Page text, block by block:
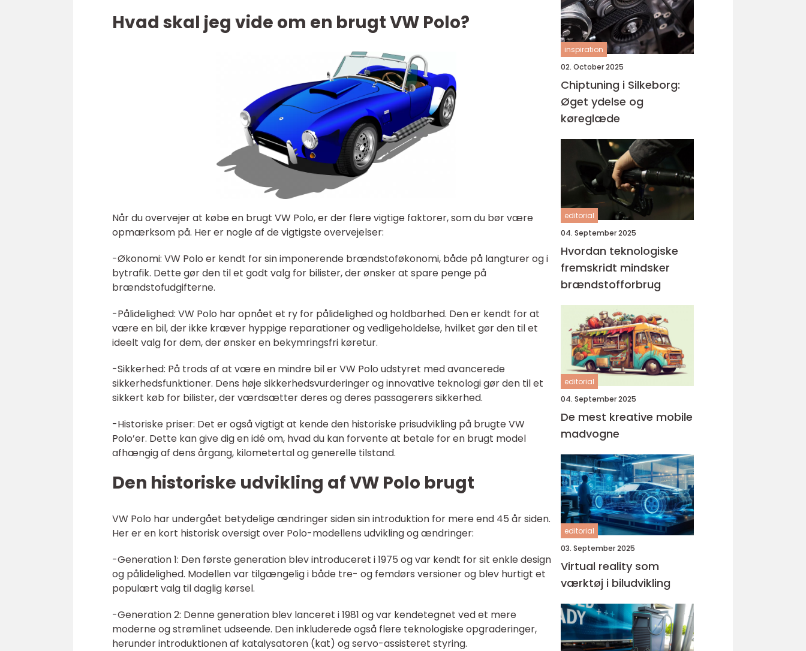
Hvad skal jeg vide om en brugt VW Polo?
Når du overvejer at købe en brugt VW Polo, er der flere vigtige faktorer, som du bør være
opmærksom på. Her er nogle af de vigtigste overvejelser:
-Økonomi: VW Polo er kendt for sin imponerende brændstoføkonomi, både på langturer og i
bytrafik. Dette gør den til et godt valg for bilister, der ønsker at spare penge på
brændstofudgifterne.
-Pålidelighed: VW Polo har opnået et ry for pålidelighed og holdbarhed. Den er kendt for at
være en bil, der ikke kræver hyppige reparationer og vedligeholdelse, hvilket gør den til et
ideelt valg for dem, der ønsker en bekymringsfri køretur.
-Sikkerhed: På trods af at være en mindre bil er VW Polo udstyret med avancerede
sikkerhedsfunktioner. Dens høje sikkerhedsvurderinger og innovative teknologi gør den til et
sikkert køb for bilister, der værdsætter deres og deres passagerers sikkerhed.
-Historiske priser: Det er også vigtigt at kende den historiske prisudvikling på brugte VW
Polo’er. Dette kan give dig en idé om, hvad du kan forvente at betale for en brugt model
afhængig af dens årgang, kilometertal og generelle tilstand.
Den historiske udvikling af VW Polo brugt
VW Polo har undergået betydelige ændringer siden sin introduktion for mere end 45 år siden.
Her er en kort historisk oversigt over Polo-modellens udvikling og ændringer:
-Generation 1: Den første generation blev introduceret i 1975 og var kendt for sit enkle design
og pålidelighed. Modellen var tilgængelig i både tre- og femdørs versioner og blev hurtigt et
populært valg til daglig kørsel.
-Generation 2: Denne generation blev lanceret i 1981 og var kendetegnet ved et mere
moderne og strømlinet udseende. Den inkluderede også flere teknologiske opgraderinger,
herunder introduktionen af katalysatoren (kat) og servo-assisteret styring.
inspiration
02. October 2025
Chiptuning i Silkeborg:
Øget ydelse og
køreglæde
editorial
04. September 2025
Hvordan teknologiske
fremskridt mindsker
brændstofforbrug
editorial
04. September 2025
De mest kreative mobile
madvogne
editorial
03. September 2025
Virtual reality som
værktøj i biludvikling